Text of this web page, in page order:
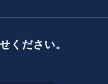
ください。